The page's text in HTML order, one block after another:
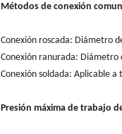
Métodos de conexión
Conexión roscada: Diámetro
Conexión ranurada: Diámetro
Conexión soldada: Aplicable a
Presión máxima de trabajo